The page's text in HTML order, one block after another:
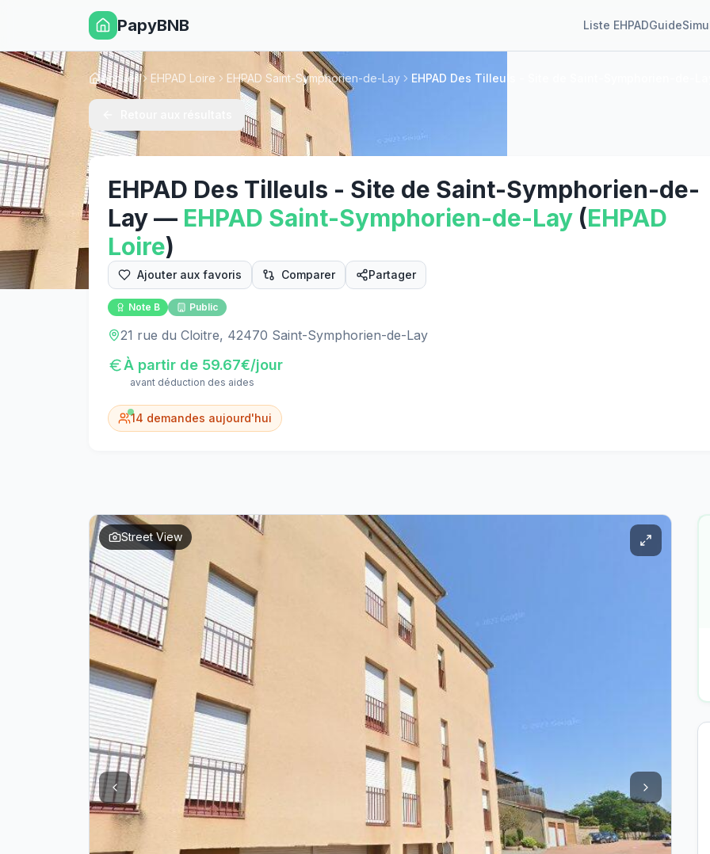
PapyBNB Liste EHPADGuide
Accueil EHPAD Loire EHPAD Saint-Symphorien-de-Lay EHPAD Des Tilleuls - Site de Saint-Symphorien-de-Lay
EHPAD Des Tilleuls - Site de Saint-Symphorien-de-
Lay— EHPAD Saint-Symphorien-de-Lay (EHPAD
Loire)
Ajouter aux favoris Comparer Partager
Note B Public
21 rue du Cloitre, 42470 Saint-Symphorien-de-Lay
À partir de 59.67€/jour
avant déduction des aides
14 demandes aujourd'hui
Street View